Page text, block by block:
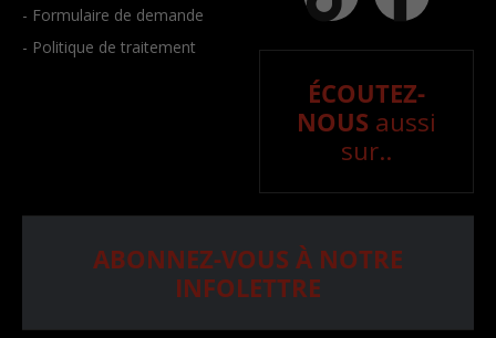
- Formulaire de demande
- Politique de traitement
ÉCOUTEZ-
NOUS aussi
sur..
ABONNEZ-VOUS À NOTRE
INFOLETTRE